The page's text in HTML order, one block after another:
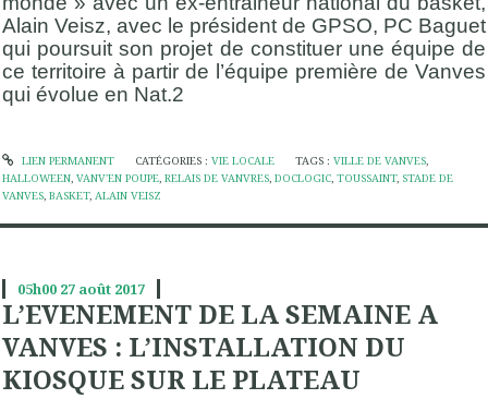
Alain Veisz, avec le président de GPSO, PC Baguet
qui poursuit son projet de constituer une équipe de
ce territoire à partir de l’équipe première de Vanves
qui évolue en Nat.2
LIEN PERMANENT CATÉGORIES : VIE LOCALE TAGS :VILLE DE VANVES,
HALLOWEEN, VANV'EN POUPE, RELAIS DE VANVRES, DOCLOGIC, TOUSSAINT, STADE DE
VANVES, BASKET, ALAIN VEISZ
05h00 27 août 2017
L’EVENEMENT DE LA SEMAINE A
VANVES : L’INSTALLATION DU
KIOSQUE SUR LE PLATEAU